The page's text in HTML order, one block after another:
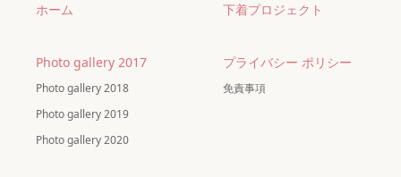
ホーム 下着プロジェクト
Photo gallery 2017
Photo gallery 2018
Photo gallery 2019
Photo gallery 2020
プライバシー ポリシー
免責事項